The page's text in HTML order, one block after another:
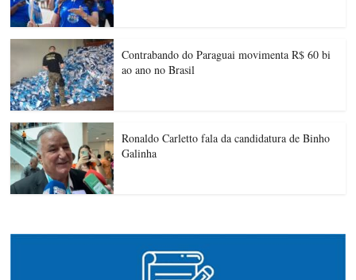
Contrabando do Paraguai movimenta R$ 60 bi
ao ano no Brasil
Ronaldo Carletto fala da candidatura de Binho
Galinha